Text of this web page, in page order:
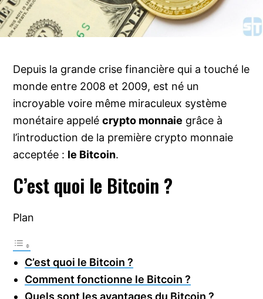
Depuis la grande crise financière qui a touché le
monde entre 2008 et 2009, est né un
incroyable voire même miraculeux système
monétaire appelécrypto monnaie grâce à
l’introduction de la première crypto monnaie
acceptée : le Bitcoin.
C’est quoi le Bitcoin ?
Plan
C’est quoi le Bitcoin ?
Comment fonctionne le Bitcoin ?
Quels sont les avantages du Bitcoin ?